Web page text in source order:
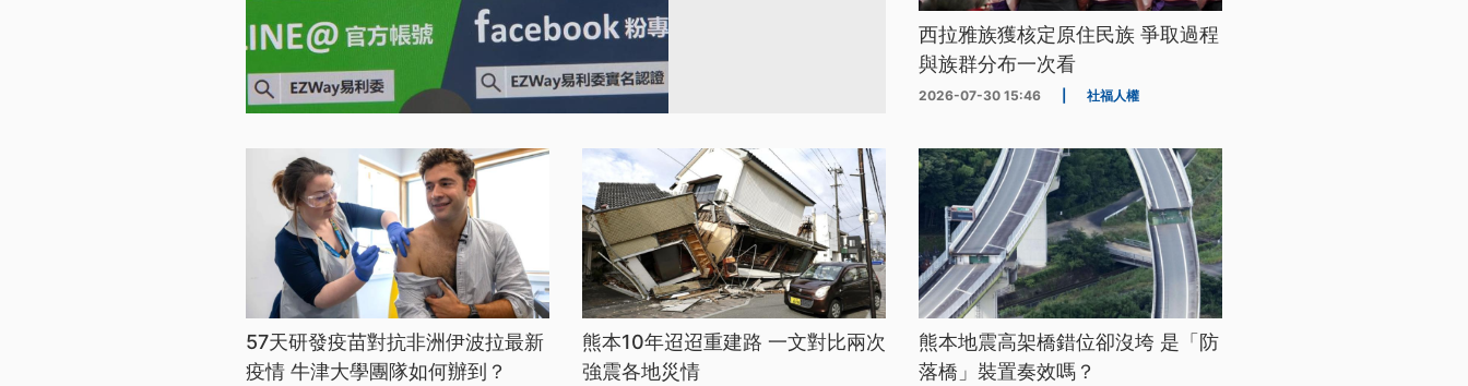
西拉雅族獲核定原住民族 爭取過程
與族群分布一次看
2026-07-30 15:46 社福人權
57天研發疫苗對抗非洲伊波拉最新
疫情 牛津大學團隊如何辦到？
熊本10年迢迢重建路 一文對比兩次
強震各地災情
熊本地震高架橋錯位卻沒垮 是「防
落橋」裝置奏效嗎？